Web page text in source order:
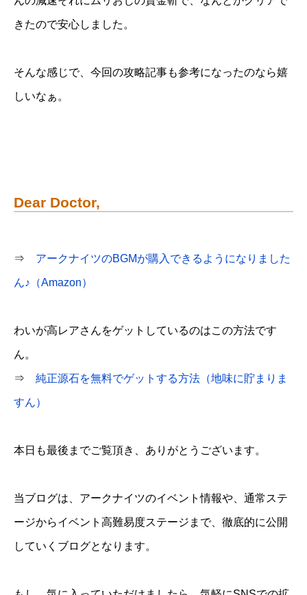
きたので安心しました。
そんな感じで、今回の攻略記事も参考になったのなら嬉
しいなぁ。
Dear Doctor,
⇒ アークナイツのBGMが購入できるようになりました
ん♪（Amazon）
わいが高レアさんをゲットしているのはこの方法です
ん。
⇒ 純正源石を無料でゲットする方法（地味に貯まりま
すん）
本日も最後までご覧頂き、ありがとうございます。
当ブログは、アークナイツのイベント情報や、通常ステ
ージからイベント高難易度ステージまで、徹底的に公開
していくブログとなります。